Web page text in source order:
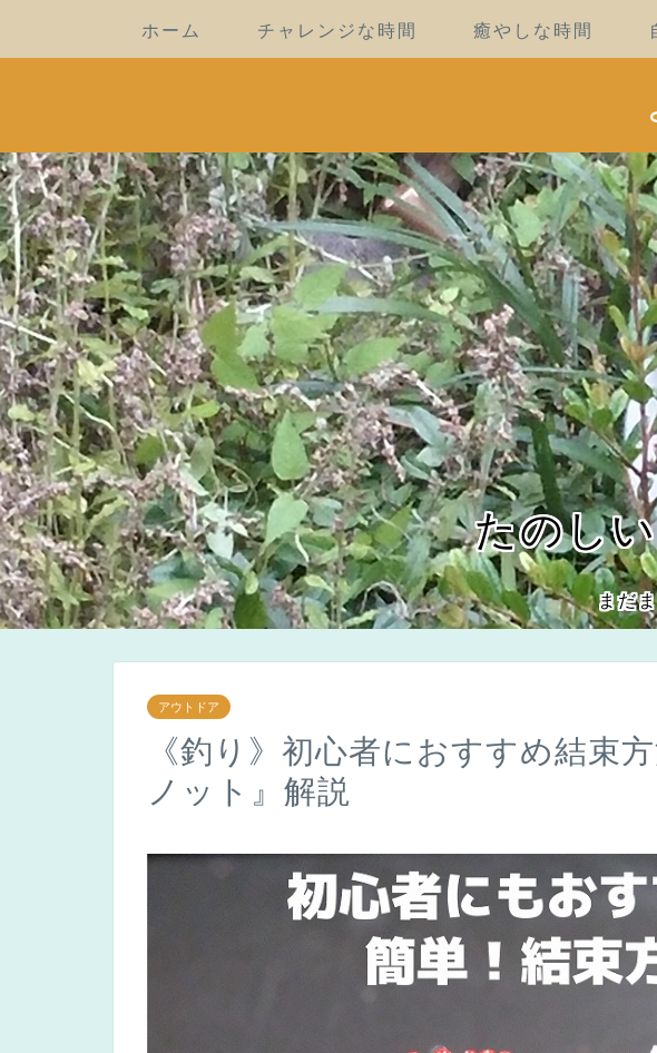
ホーム チャレンジな時間 癒やしな時間
たのし
まだ
アウトドア
《釣り》初心者におすすめ結束
ノット』解説